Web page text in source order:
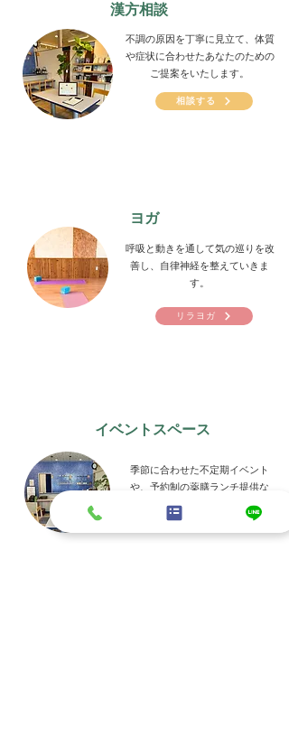
漢方相談
不調の原因を丁寧に見立て、体質
や症状に合わせたあなたのための
ご提案をいたします。
相談する
ヨガ
呼吸と動きを通して気の巡りを改
善し、自律神経を整えていきま
す。
リラヨガ
イベントスペース
季節に合わせた不定期イベント
や、予約制の薬膳ランチ提供な
ど、心と体を整える時間をお届け
します。